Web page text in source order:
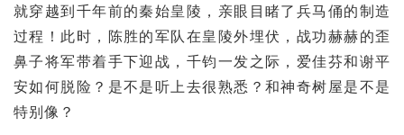
就穿越到千年前的秦始皇陵，亲眼目睹了兵马俑的制造
过程！此时，陈胜的军队在皇陵外埋伏，战功赫赫的歪
鼻子将军带着手下迎战，千钧一发之际，爱佳芬和谢平
安如何脱险？是不是听上去很熟悉？和神奇树屋是不是
特别像？